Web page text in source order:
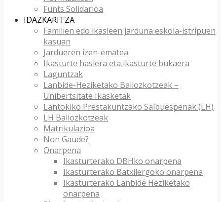
Funts Solidarioa
IDAZKARITZA
Familien edo ikasleen jarduna eskola-istripuen
kasuan
Jardueren izen-ematea
Ikasturte hasiera eta ikasturte bukaera
Laguntzak
Lanbide-Heziketako Baliozkotzeak –
Unibertsitate Ikasketak
Lantokiko Prestakuntzako Salbuespenak (LH)
LH Baliozkotzeak
Matrikulazioa
Non Gaude?
Onarpena
Ikasturterako DBHko onarpena
Ikasturterako Batxilergoko onarpena
Ikasturterako Lanbide Heziketako
onarpena